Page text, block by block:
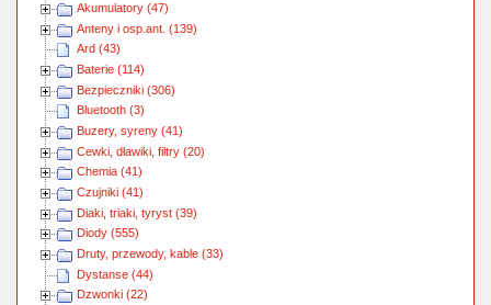
Akumulatory (47)
Anteny i osp.ant. (139)
Ard (43)
Baterie (114)
Bezpieczniki (306)
Bluetooth (3)
Buzery, syreny (41)
Cewki, dławiki, filtry (20)
Chemia (41)
Czujniki (41)
Diaki, triaki, tyryst (39)
Diody (555)
Druty, przewody, kable (33)
Dystanse (44)
Dzwonki (22)